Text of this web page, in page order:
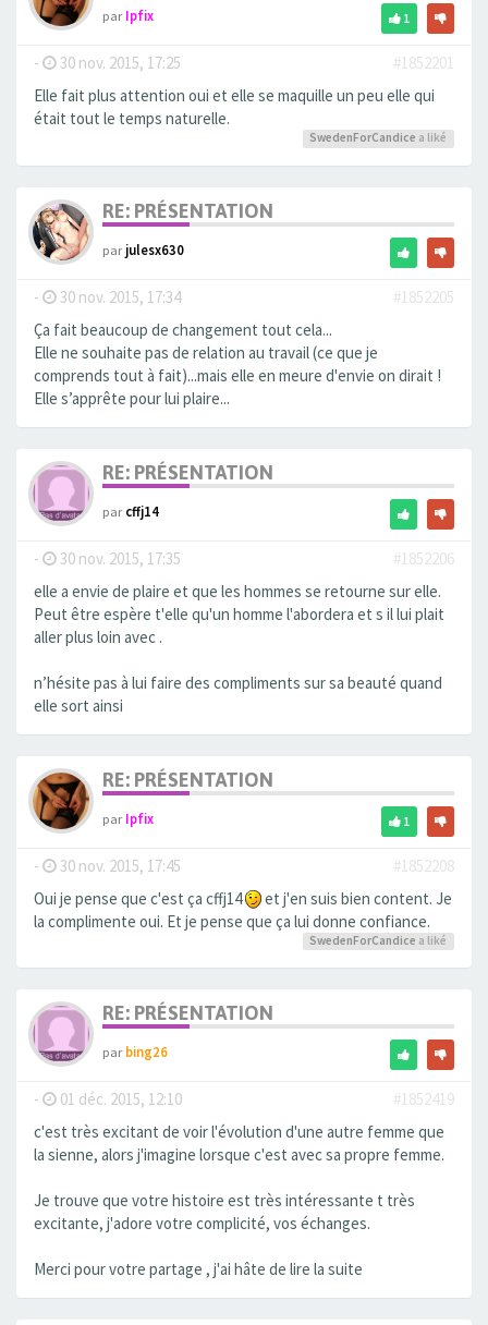
parIpfix 1
- 30 nov. 2015, 17:25
#1852201
Elle fait plus attention oui et elle se maquille un peu elle qui
était tout le temps naturelle.
SwedenForCandice a liké
RE: PRÉSENTATION
parjulesx630
- 30 nov. 2015, 17:34
#1852205
Ça fait beaucoup de changement tout cela...
Elle ne souhaite pas de relation au travail (ce que je
comprends tout à fait)...mais elle en meure d'envie on dirait !
Elle s’apprête pour lui plaire...
RE: PRÉSENTATION
parcffj14
- 30 nov. 2015, 17:35
#1852206
elle a envie de plaire et que les hommes se retourne sur elle.
Peut être espère t'elle qu'un homme l'abordera et s il lui plait
aller plus loin avec .
n’hésite pas à lui faire des compliments sur sa beauté quand
elle sort ainsi
RE: PRÉSENTATION
parIpfix 1
- 30 nov. 2015, 17:45
#1852208
Oui je pense que c'est ça cffj14
et j'en suis bien content. Je
la complimente oui. Et je pense que ça lui donne confiance.
SwedenForCandice a liké
RE: PRÉSENTATION
parbing26
- 01 déc. 2015, 12:10
#1852419
c'est très excitant de voir l'évolution d'une autre femme que
la sienne, alors j'imagine lorsque c'est avec sa propre femme.
Je trouve que votre histoire est très intéressante t très
excitante, j'adore votre complicité, vos échanges.
Merci pour votre partage , j'ai hâte de lire la suite